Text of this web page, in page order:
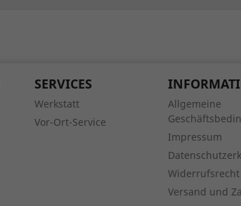
SERVICES
Werkstatt
Vor-Ort-Service
Allgemeine
Impressum
Widerrufsrecht
Versand und